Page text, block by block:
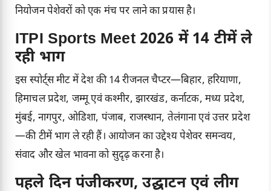
नियोजन पेशेवरों को एक मंच पर लाने का प्रयास है।
ITPI Sports Meet 2026 में 14 टीमें ले
रही भाग
इस स्पोर्ट्स मीट में देश की 14 रीजनल चैप्टर—बिहार, हरियाणा,
हिमाचल प्रदेश, जम्मू एवं कश्मीर, झारखंड, कर्नाटक, मध्य प्रदेश,
मुंबई, नागपुर, ओडिशा, पंजाब, राजस्थान, तेलंगाना एवं उत्तर प्रदेश
—की टीमें भाग ले रही हैं। आयोजन का उद्देश्य पेशेवर समन्वय,
संवाद और खेल भावना को सुदृढ़ करना है।
पहले दिन पंजीकरण, उद्घाटन एवं लीग